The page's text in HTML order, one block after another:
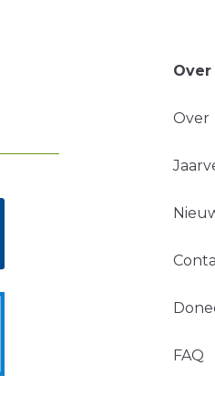
Over
Over
FAQ